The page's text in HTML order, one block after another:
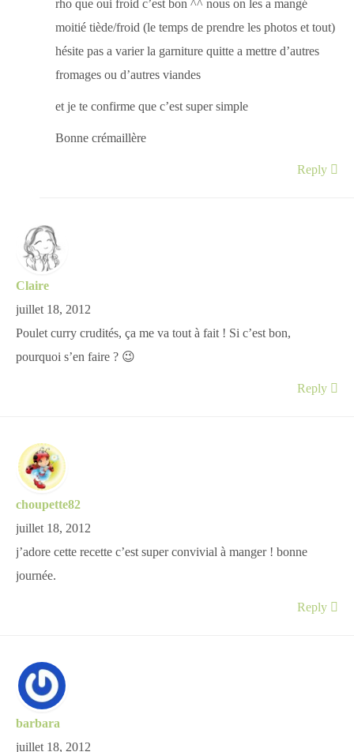
rho que oui froid c’est bon ^^ nous on les a mangé
moitié tiède/froid (le temps de prendre les photos et tout)
hésite pas a varier la garniture quitte a mettre d’autres
fromages ou d’autres viandes
et je te confirme que c’est super simple
Bonne crémaillère
Reply
Claire
juillet 18, 2012
Poulet curry crudités, ça me va tout à fait ! Si c’est bon,
pourquoi s’en faire ? 😉
Reply
choupette82
juillet 18, 2012
j’adore cette recette c’est super convivial à manger ! bonne
journée.
Reply
barbara
juillet 18, 2012